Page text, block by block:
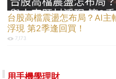
台股高檔震盪怎布局？AI主
浮現 第2季逢回買！
7,173
用手機學理財